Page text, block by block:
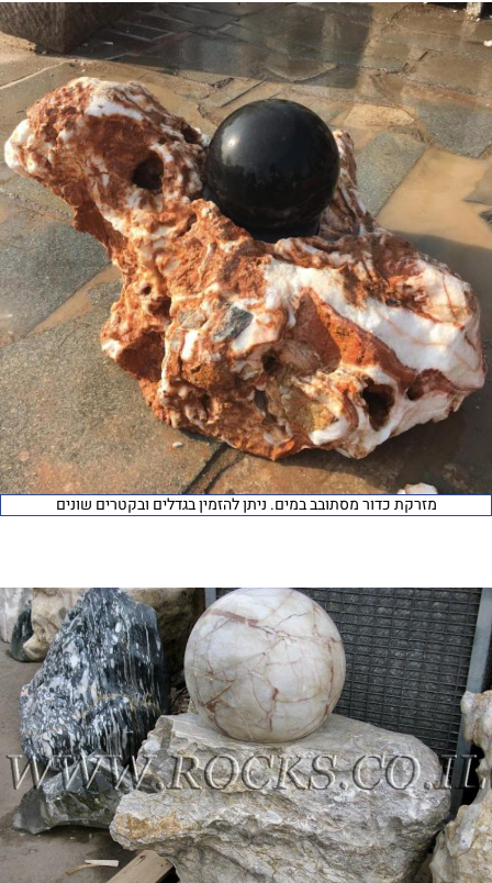
מזרקת כדור מסתובב במים. ניתן להזמין בגדלים ובקטרים שונים